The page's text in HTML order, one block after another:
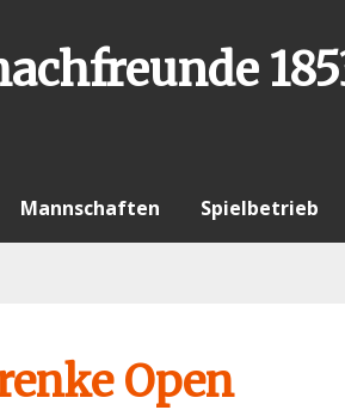
Mannschaften Spielbetrieb
Open